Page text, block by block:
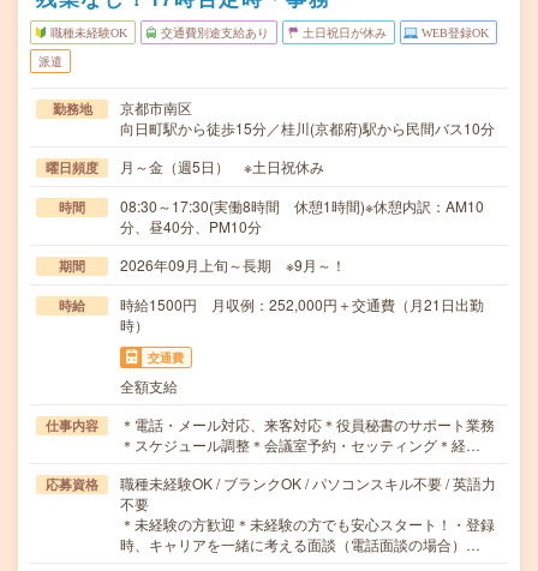
職種未経験OK 交通費別途支給あり 土日祝日が休み WEB登録OK
派遣
勤務地
京都市南区
向日町駅から徒歩15分／桂川(京都府)駅から民間バス10分
曜日頻度 月～金（週5日） ※土日祝休み
時間
08:30～17:30(実働8時間 休憩1時間)※休憩内訳：AM10
分、昼40分、PM10分
期間 2026年09月上旬～長期 ※9月～！
時給
時給1500円 月収例：252,000円＋交通費（月21日出勤
時）
交通費
全額支給
仕事内容
＊電話・メール対応、来客対応＊役員秘書のサポート業務
＊スケジュール調整＊会議室予約・セッティング＊経…
応募資格
職種未経験OK / ブランクOK / パソコンスキル不要 / 英語力
不要
＊未経験の方歓迎＊未経験の方でも安心スタート！・登録
時、キャリアを一緒に考える面談（電話面談の場合）…